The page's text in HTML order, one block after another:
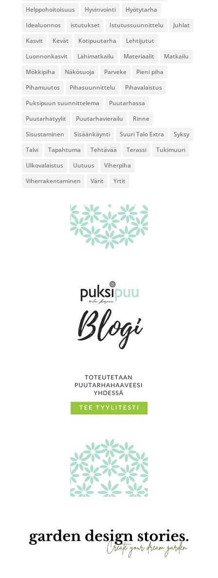
Helppohoitoisuus
Hyvinvointi
Hyötytarha
Idealuonnos
istutukset Istutussuunnittelu
Juhlat
Kasvit
Kevät Kotipuutarha
Lehtijutut
Luonnonkasvit
Lähimatkailu Materiaalit
Matkailu
Mökkipiha
Näkösuoja Parveke
Pieni piha
Pihamuutos
Pihasuunnittelu
Pihavalaistus
Puksipuun suunnittelema
Puutarhassa
Puutarhatyylit
Puutarhavierailu
Rinne
Sisustaminen
Sisäänkäynti Suuri Talo Extra
Syksy
Talvi
Tapahtuma Tehtävää Terassi
Tukimuuri
Ulkovalaistus
Uutuus
Viherpiha
Viherrakentaminen
Värit Yrtit